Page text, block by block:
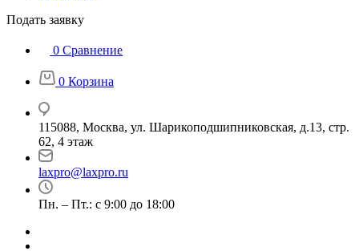
Подать заявку
0 Сравнение
0 Корзина
115088, Москва, ул. Шарикоподшипниковская, д.13, стр.
62, 4 этаж
laxpro@laxpro.ru
Пн. – Пт.: с 9:00 до 18:00